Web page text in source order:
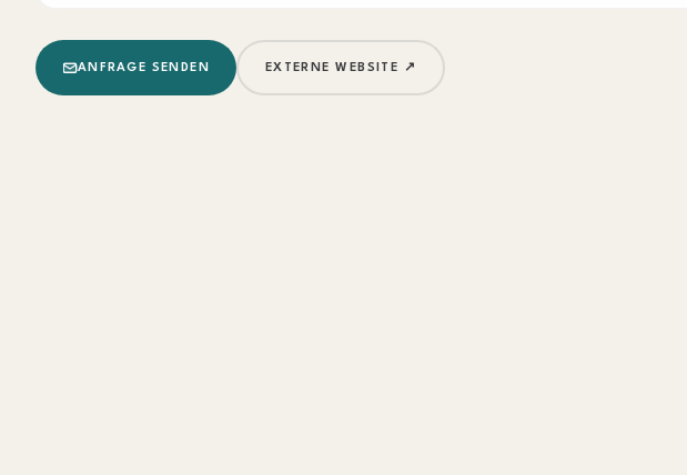
ANFRAGE SENDEN EXTERNE WEBSITE ↗